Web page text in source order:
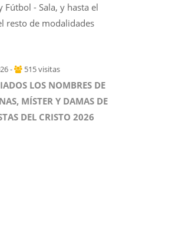
- Sala, y hasta el
resto de modalidades
- 515 visitas
LOS NOMBRES DE
MÍSTER Y DAMAS DE
DEL CRISTO 2026